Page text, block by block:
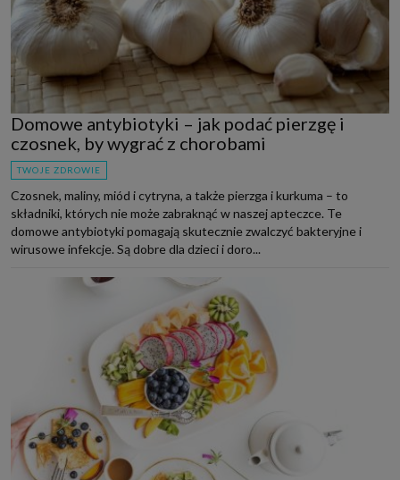
Domowe antybiotyki – jak podać pierzgę i
czosnek, by wygrać z chorobami
TWOJE ZDROWIE
Czosnek, maliny, miód i cytryna, a także pierzga i kurkuma – to
składniki, których nie może zabraknąć w naszej apteczce. Te
domowe antybiotyki pomagają skutecznie zwalczyć bakteryjne i
wirusowe infekcje. Są dobre dla dzieci i doro...